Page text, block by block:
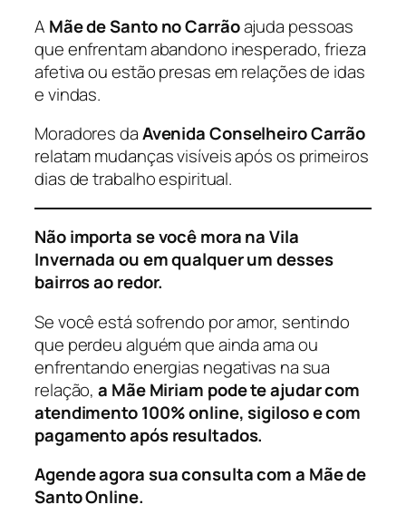
A Mãe de Santo no Carrãoajuda pessoas
que enfrentam abandono inesperado, frieza
afetiva ou estão presas em relações de idas
e vindas.
Moradores daAvenida Conselheiro Carrão
relatam mudanças visíveis após os primeiros
dias de trabalho espiritual.
Não importa se você mora na Vila
Invernada ou em qualquer um desses
bairros ao redor.
Se você está sofrendo por amor, sentindo
que perdeu alguém que ainda ama ou
enfrentando energias negativas na sua
relação,a Mãe Miriam pode te ajudar com
atendimento 100% online, sigiloso e com
pagamento após resultados.
Agende agora sua consulta com a Mãe de
Santo Online.